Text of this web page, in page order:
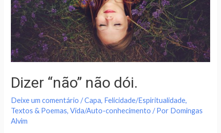
Dizer “não” não dói.
Deixe um comentário /Capa, Felicidade/Espiritualidade,
Textos & Poemas,Vida/Auto-conhecimento / Por Domingas
Alvim